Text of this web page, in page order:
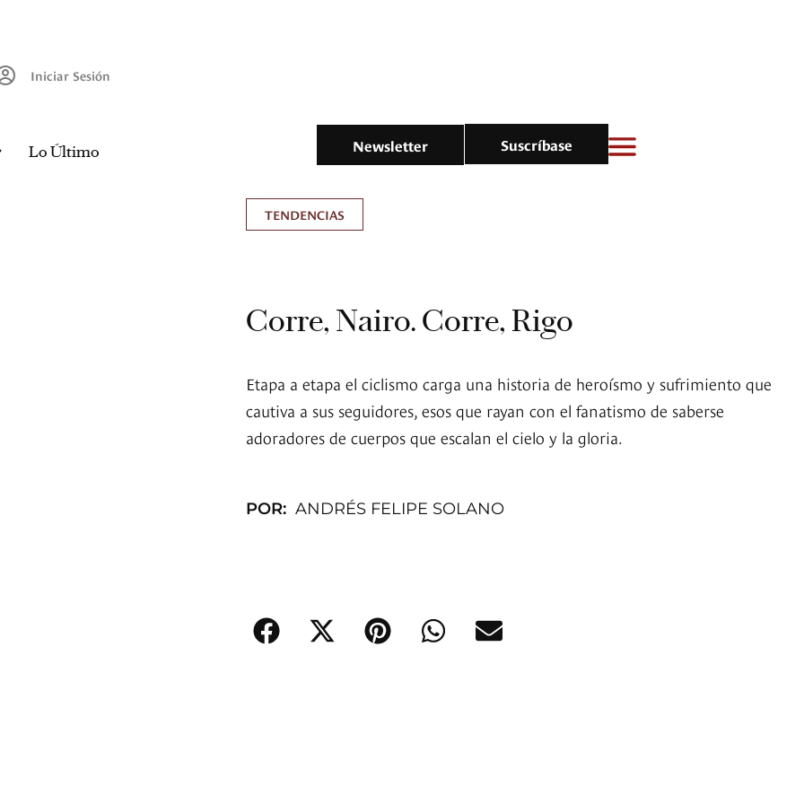
Iniciar Sesión
Lo Último Newsletter Suscríbase
TENDENCIAS
Corre, Nairo. Corre, Rigo
Etapa a etapa el ciclismo carga una historia de heroísmo y sufrimiento que
cautiva a sus seguidores, esos que rayan con el fanatismo de saberse
adoradores de cuerpos que escalan el cielo y la gloria.
POR: ANDRÉS FELIPE SOLANO